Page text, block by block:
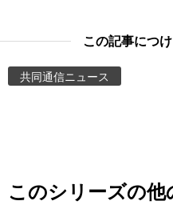
Images
People
この記事につ
共同通信ニュース
このシリーズの他